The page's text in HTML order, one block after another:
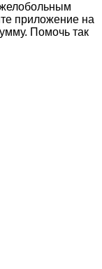
приложение на
Помочь так